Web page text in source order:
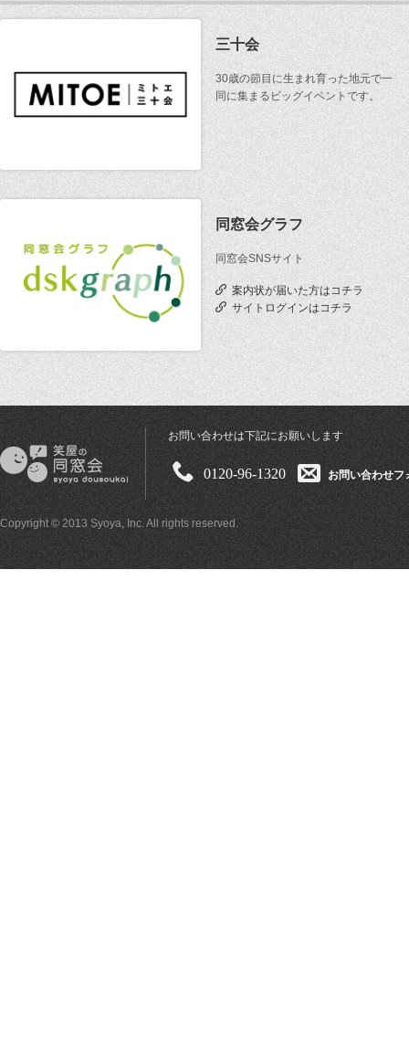
三十会
30歳の節目に生まれ育った地元で一
同に集まるビッグイベントです。
同窓会グラフ
同窓会SNSサイト
案内状が届いた方はコチラ
サイトログインはコチラ
お問い合わせは下記にお願いします
0120-96-1320 お問い合わせフ
Copyright © 2013 Syoya, Inc. All rights reserved.